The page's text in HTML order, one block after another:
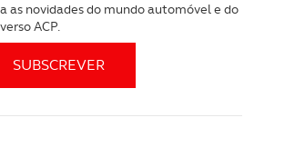
as novidades do mundo automóvel e do
ACP.